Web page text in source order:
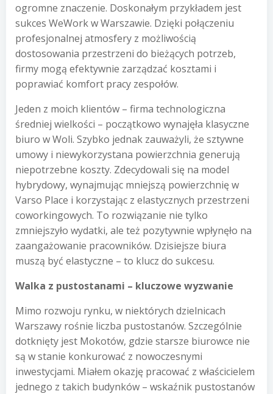
ogromne znaczenie. Doskonałym przykładem jest
sukces WeWork w Warszawie. Dzięki połączeniu
profesjonalnej atmosfery z możliwością
dostosowania przestrzeni do bieżących potrzeb,
firmy mogą efektywnie zarządzać kosztami i
poprawiać komfort pracy zespołów.
Jeden z moich klientów – firma technologiczna
średniej wielkości – początkowo wynajęła klasyczne
biuro w Woli. Szybko jednak zauważyli, że sztywne
umowy i niewykorzystana powierzchnia generują
niepotrzebne koszty. Zdecydowali się na model
hybrydowy, wynajmując mniejszą powierzchnię w
Varso Place i korzystając z elastycznych przestrzeni
coworkingowych. To rozwiązanie nie tylko
zmniejszyło wydatki, ale też pozytywnie wpłynęło na
zaangażowanie pracowników. Dzisiejsze biura
muszą być elastyczne – to klucz do sukcesu.
Walka z pustostanami – kluczowe wyzwanie
Mimo rozwoju rynku, w niektórych dzielnicach
Warszawy rośnie liczba pustostanów. Szczególnie
dotknięty jest Mokotów, gdzie starsze biurowce nie
są w stanie konkurować z nowoczesnymi
inwestycjami. Miałem okazję pracować z właścicielem
jednego z takich budynków – wskaźnik pustostanów